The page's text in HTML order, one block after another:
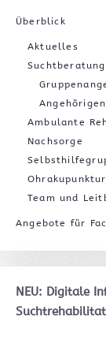
Überblick
Aktuelles
Suchtberatung
Ambulante
Nachsorge
Ohrakupunktur
Team und
Angebote für
NEU: Digitale